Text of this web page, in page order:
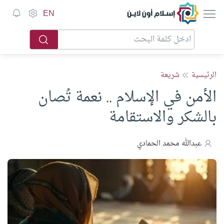
EN
الرئيسية شريعة
الأمن في الإسلام .. نعمة تُصان
بالشكر والاستقامة
عبدالله محمد الحمادي